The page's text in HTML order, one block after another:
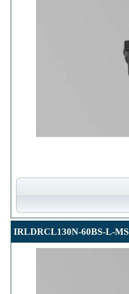
IRLDRCL130N-60BS-L-MS